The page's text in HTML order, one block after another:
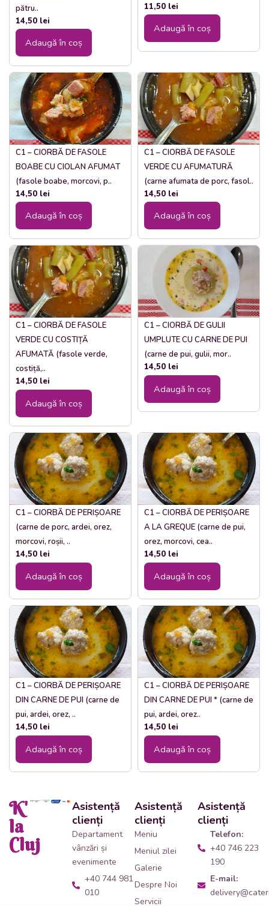
pătru..
14,50 lei
Adaugă în coș
11,50 lei
Adaugă în coș
C1 – CIORBĂ DE FASOLE
BOABE CU CIOLAN AFUMAT
(fasole boabe, morcovi, p..
14,50 lei
Adaugă în coș
C1 – CIORBĂ DE FASOLE
VERDE CU AFUMATURĂ
(carne afumata de porc, fasol..
14,50 lei
Adaugă în coș
C1 – CIORBĂ DE FASOLE
VERDE CU COSTIȚĂ
AFUMATĂ (fasole verde,
costiță,..
14,50 lei
Adaugă în coș
C1 – CIORBĂ DE GULII
UMPLUTE CU CARNE DE PUI
(carne de pui, gulii, mor..
14,50 lei
Adaugă în coș
C1 – CIORBĂ DE PERIȘOARE
(carne de porc, ardei, orez,
morcovi, roșii, ..
14,50 lei
Adaugă în coș
C1 – CIORBĂ DE PERIȘOARE
A LA GREQUE (carne de pui,
orez, morcovi, cea..
14,50 lei
Adaugă în coș
C1 – CIORBĂ DE PERIȘOARE
DIN CARNE DE PUI (carne de
pui, ardei, orez, ..
14,50 lei
Adaugă în coș
C1 – CIORBĂ DE PERIȘOARE
DIN CARNE DE PUI * (carne de
pui, ardei, orez..
14,50 lei
Adaugă în coș
K'
la
Cluj
Asistență
clienți
Departament
vânzări și
evenimente
+40 744 981
010
Asistență
clienți
Meniu
Meniul zilei
Galerie
Despre Noi
Servicii
Asistență
clienți
Telefon:
+40 746 223
190
E-mail: